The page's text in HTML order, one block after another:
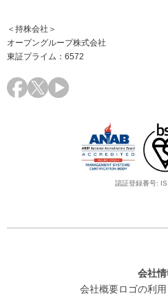
＜持株会社＞
オープングループ株式会社
東証プライム：6572
認証登録番号:
会社情
会社概要ロゴの利